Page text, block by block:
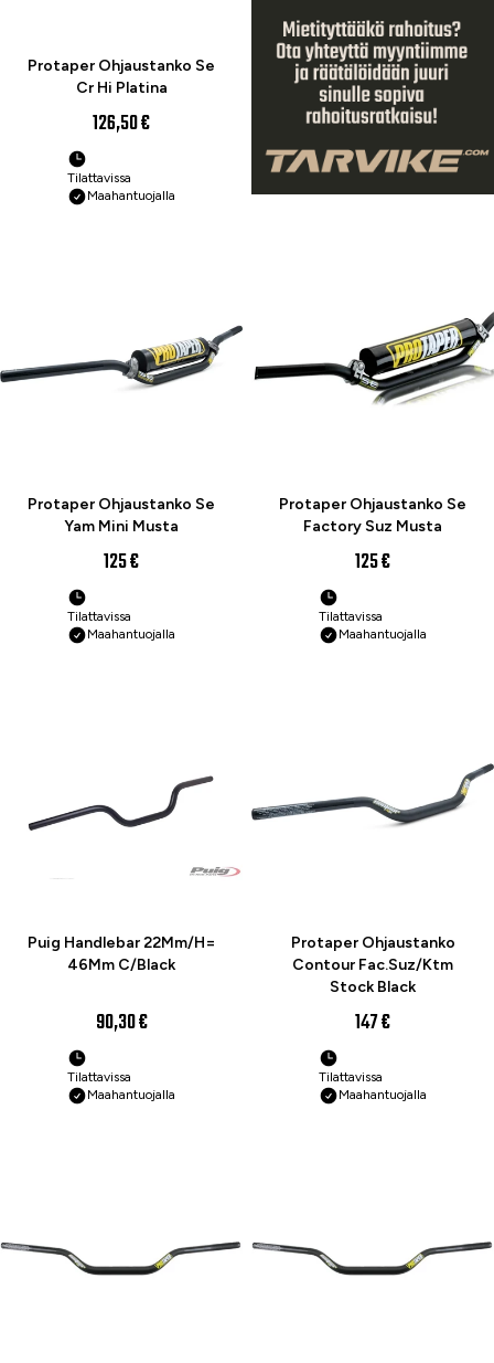
Protaper Ohjaustanko Se
Cr Hi Platina
126,50 €
Tilattavissa
Maahantuojalla
Protaper Ohjaustanko Se
Yam Mini Musta
125 €
Tilattavissa
Maahantuojalla
Protaper Ohjaustanko Se
Factory Suz Musta
125 €
Tilattavissa
Maahantuojalla
Puig Handlebar 22Mm/H=
46Mm C/Black
90,30 €
Tilattavissa
Maahantuojalla
Protaper Ohjaustanko
Contour Fac.Suz/Ktm
Stock Black
147 €
Tilattavissa
Maahantuojalla